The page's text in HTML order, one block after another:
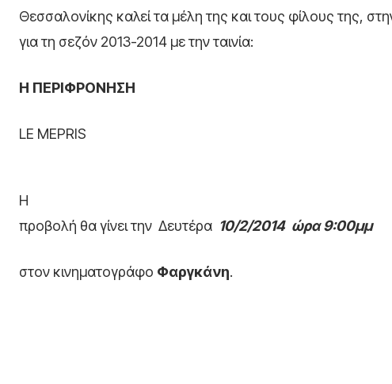
Θεσσαλονίκης καλεί τα μέλη της και τους φίλους της,
για τη σεζόν 2013-2014 με την ταινία:
Η ΠΕΡΙΦΡΟΝΗΣΗ
LE MEPRIS
Η
προβολή θα γίνει την Δευτέρα 10/2/2014ώρα 9:00μμ
στον κινηματογράφο Φαργκάνη.